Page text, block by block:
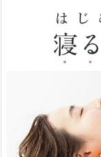
st
o
d
n